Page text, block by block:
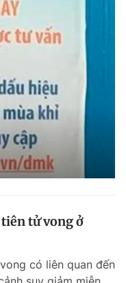
tử vong ở
có liên quan đến